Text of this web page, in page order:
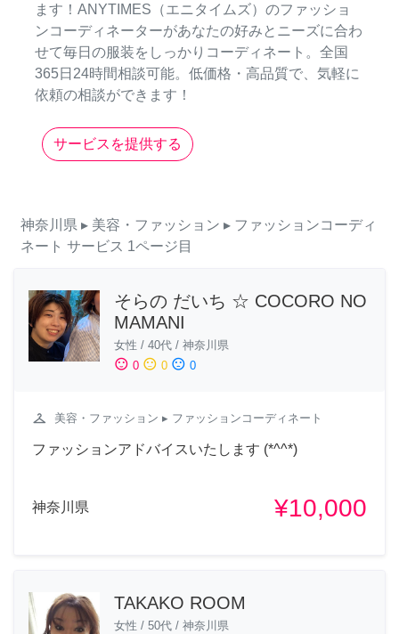
ます！ANYTIMES（エニタイムズ）のファッショ
ンコーディネーターがあなたの好みとニーズに合わ
せて毎日の服装をしっかりコーディネート。全国
365日24時間相談可能。低価格・高品質で、気軽に
依頼の相談ができます！
サービスを提供する
神奈川県 ▸ 美容・ファッション ▸ ファッションコーディ
ネート サービス 1ページ目
そらの だいち ☆ COCORO NO
MAMANI
女性 / 40代 / 神奈川県
sentiment_satisfied 0 sentiment_neutral 0 sentiment_dissatisfied 0
checkroom 美容・ファッション ▸ ファッションコーディネート
ファッションアドバイスいたします (*^^*)
神奈川県 ¥10,000
TAKAKO ROOM
女性 / 50代 / 神奈川県